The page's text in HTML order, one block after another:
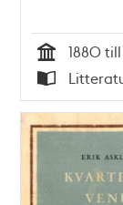
Tid
1880 till
Typ